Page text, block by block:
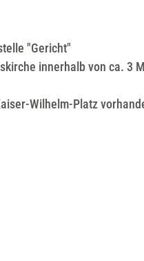
"Gericht"
innerhalb von ca. 3
Wilhelm-Platz